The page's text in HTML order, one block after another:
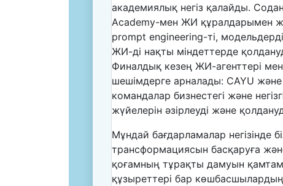
академиялық негіз қалайды.
Academy-мен ЖИ құралдарымен
prompt engineering-ті,
ЖИ-ді нақты міндеттерде
Финалдық кезең ЖИ-агенттері
шешімдерге арналады: CAYU
командалар бизнестегі және
жүйелерін әзірлеуді және
Мұндай бағдарламалар негізінде
трансформациясын басқаруға
қоғамның тұрақты дамуын
құзыреттері бар